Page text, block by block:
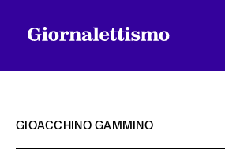
GIOACCHINO GAMMINO